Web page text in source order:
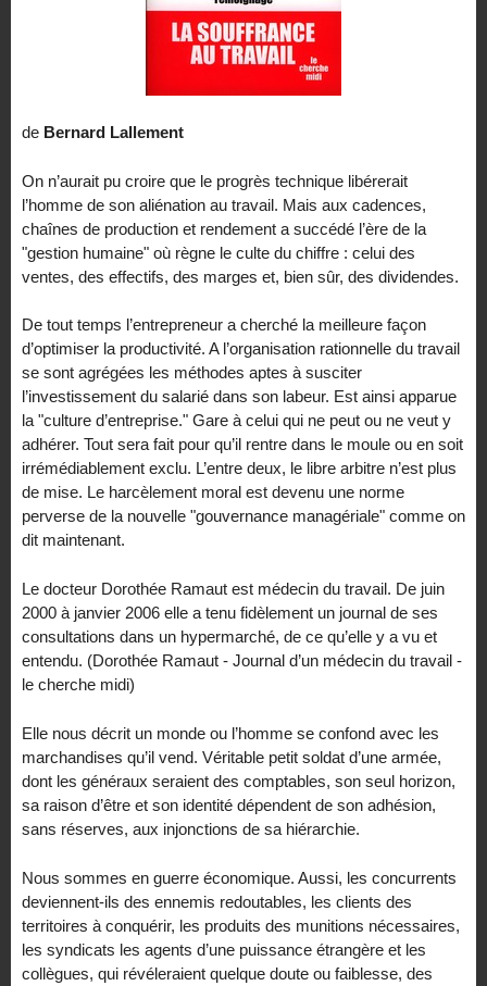
de Bernard Lallement
On n’aurait pu croire que le progrès technique libérerait
l’homme de son aliénation au travail. Mais aux cadences,
chaînes de production et rendement a succédé l’ère de la
"gestion humaine" où règne le culte du chiffre : celui des
ventes, des effectifs, des marges et, bien sûr, des dividendes.
De tout temps l’entrepreneur a cherché la meilleure façon
d’optimiser la productivité. A l’organisation rationnelle du travail
se sont agrégées les méthodes aptes à susciter
l’investissement du salarié dans son labeur. Est ainsi apparue
la "culture d’entreprise." Gare à celui qui ne peut ou ne veut y
adhérer. Tout sera fait pour qu’il rentre dans le moule ou en soit
irrémédiablement exclu. L’entre deux, le libre arbitre n’est plus
de mise. Le harcèlement moral est devenu une norme
perverse de la nouvelle "gouvernance managériale" comme on
dit maintenant.
Le docteur Dorothée Ramaut est médecin du travail. De juin
2000 à janvier 2006 elle a tenu fidèlement un journal de ses
consultations dans un hypermarché, de ce qu’elle y a vu et
entendu. (Dorothée Ramaut - Journal d’un médecin du travail -
le cherche midi)
Elle nous décrit un monde ou l’homme se confond avec les
marchandises qu’il vend. Véritable petit soldat d’une armée,
dont les généraux seraient des comptables, son seul horizon,
sa raison d’être et son identité dépendent de son adhésion,
sans réserves, aux injonctions de sa hiérarchie.
Nous sommes en guerre économique. Aussi, les concurrents
deviennent-ils des ennemis redoutables, les clients des
territoires à conquérir, les produits des munitions nécessaires,
les syndicats les agents d’une puissance étrangère et les
collègues, qui révéleraient quelque doute ou faiblesse, des